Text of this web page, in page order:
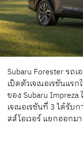
Subaru Forester รถ
เปิดตัวเจเนอเรชันแ
ของ Subaru
เจเนอเรชันที่ 3 ได้รั
สส์โอเวอร์ แยกออกมา